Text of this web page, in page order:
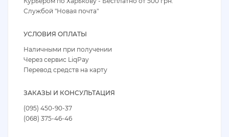
Службой "Новая почта"
УСЛОВИЯ ОПЛАТЫ
Наличными при получении
Через сервис LiqPay
Перевод средств на карту
ЗАКАЗЫ И КОНСУЛЬТАЦИЯ
(095) 450-90-37
(068) 375-46-46